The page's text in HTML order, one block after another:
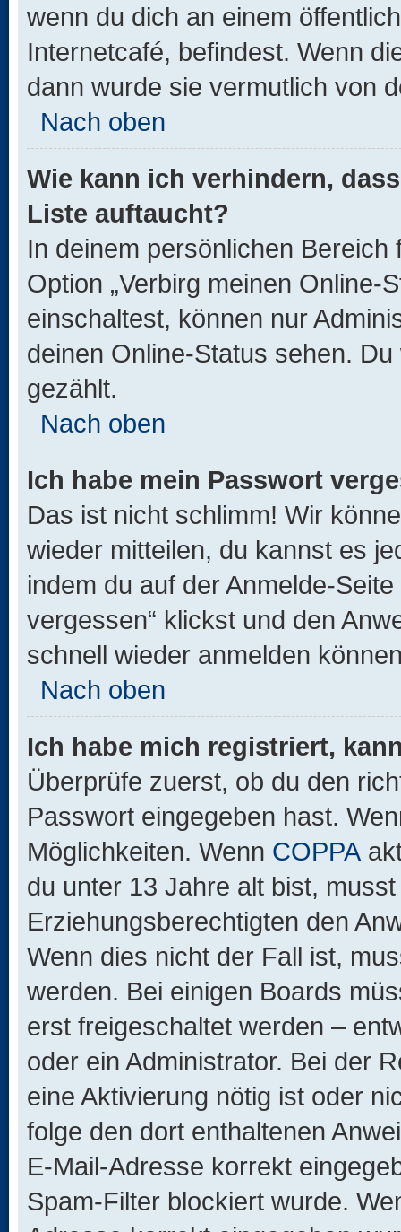
wenn du dich an einem
Internetcafé, befindest. Wenn
dann wurde sie vermutlich von
Nach oben
Wie kann ich verhindern,
Liste auftaucht?
In deinem persönlichen
Option „Verbirg meinen Online-
einschaltest, können nur
deinen Online-Status sehen.
gezählt.
Nach oben
Ich habe mein Passwort
Das ist nicht schlimm! Wir
wieder mitteilen, du kannst es
indem du auf der Anmelde-
vergessen“ klickst und den
schnell wieder anmelden
Nach oben
Ich habe mich registriert,
Überprüfe zuerst, ob du den
Passwort eingegeben hast.
Möglichkeiten. Wenn COPPA
du unter 13 Jahre alt bist,
Erziehungsberechtigten den
Wenn dies nicht der Fall ist,
werden. Bei einigen Boards
erst freigeschaltet werden –
oder ein Administrator. Bei der
eine Aktivierung nötig ist oder
folge den dort enthaltenen
E-Mail-Adresse korrekt
Spam-Filter blockiert wurde.